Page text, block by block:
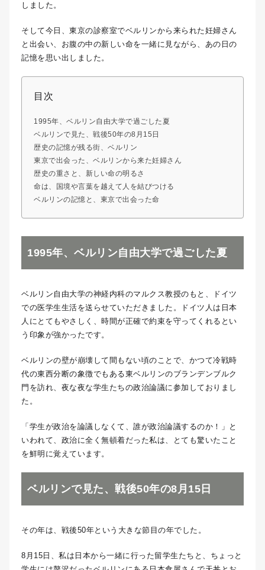
しました。
そして今日、東京の診察室でベルリンから来られた妊婦さん
と出会い、お腹の中の新しい命を一緒に見ながら、あの日の
記憶を思い出しました。
目次
1995年、ベルリン自由大学で過ごした夏
ベルリンで見た、戦後50年の8月15日
歴史の記憶が残る街、ベルリン
東京で出会った、ベルリンから来た妊婦さん
歴史の重さと、新しい命の明るさ
命は、国境や言葉を越えて人を結びつける
ベルリンの記憶と、東京で出会った命
1995年、ベルリン自由大学で過ごした夏
ベルリン自由大学の神経内科のマルクス教授のもと、ドイツ
での医学生生活を送らせていただきました。ドイツ人は日本
人にとてもやさしく、時間が正確で約束を守ってくれるとい
う印象が強かったです。
ベルリンの壁が崩壊して間もない頃のことで、かつて冷戦時
代の東西分断の象徴でもある東ベルリンのブランデンブルク
門を訪れ、夜な夜な学生たちの政治論議に参加しておりまし
た。
「学生が政治を論議しなくて、誰が政治論議するのか！」と
いわれて、政治に全く無頓着だった私は、とても驚いたこと
を鮮明に覚えています。
ベルリンで見た、戦後50年の8月15日
その年は、戦後50年という大きな節目の年でした。
8月15日、私は日本から一緒に行った留学生たちと、ちょっと